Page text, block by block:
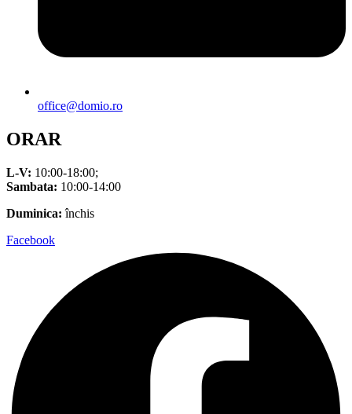
office@domio.ro
ORAR
L-V: 10:00-18:00;
Sambata: 10:00-14:00
Duminica: închis
Facebook